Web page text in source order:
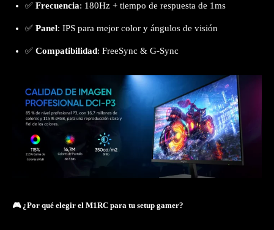
✅ Frecuencia: 180Hz + tiempo de respuesta de 1ms
✅ Panel: IPS para mejor color y ángulos de visión
✅ Compatibilidad: FreeSync & G-Sync
🎮 ¿Por qué elegir el M1RC para tu setup gamer?